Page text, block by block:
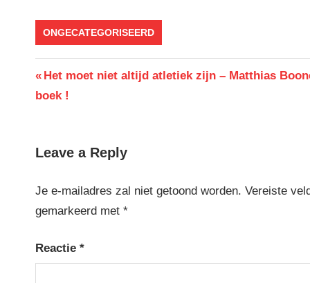
ONGECATEGORISEERD
Berichtnavigatie
Previous
Post:
Het moet niet altijd atletiek zijn – Matthias
boek !
Leave a Reply
Je e-mailadres zal niet getoond worden. Vereiste
gemarkeerd met *
Reactie *